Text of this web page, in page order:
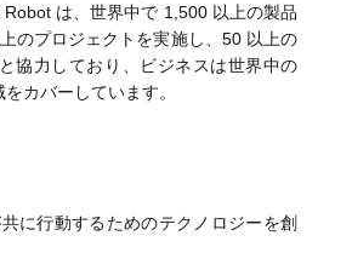
は、世界中で 1,500 以上の製品
のプロジェクトを実施し、50 以上の
協力しており、ビジネスは世界中の
カバーしています。
に行動するためのテクノロジーを創